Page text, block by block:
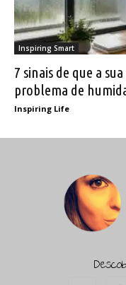
Inspiring Smart
7 sinais de que a
problema de
Inspiring Life